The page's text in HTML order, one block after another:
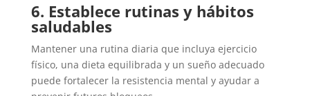
6. Establece rutinas y hábitos
saludables
Mantener una rutina diaria que incluya ejercicio
físico, una dieta equilibrada y un sueño adecuado
puede fortalecer la resistencia mental y ayudar a